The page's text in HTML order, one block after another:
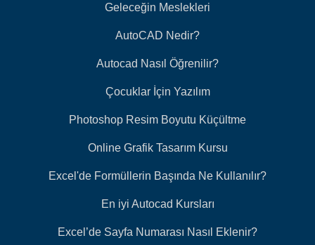
Geleceğin Meslekleri
AutoCAD Nedir?
Autocad Nasıl Öğrenilir?
Çocuklar İçin Yazılım
Photoshop Resim Boyutu Küçültme
Online Grafik Tasarım Kursu
Excel'de Formüllerin Başında Ne Kullanılır?
En iyi Autocad Kursları
Excel’de Sayfa Numarası Nasıl Eklenir?